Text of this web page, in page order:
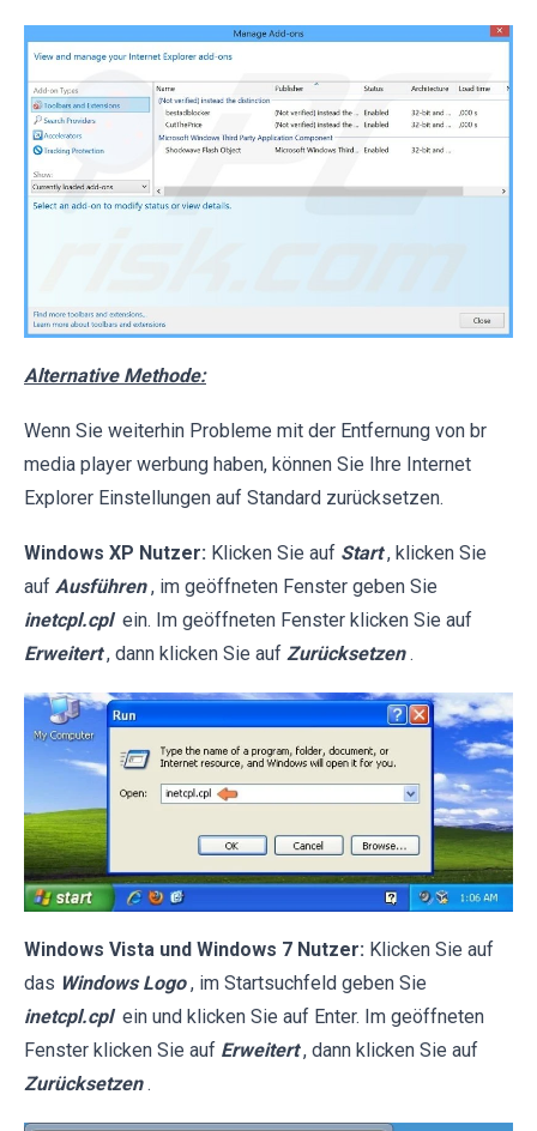
Alternative Methode:
Wenn Sie weiterhin Probleme mit der Entfernung von br
media player werbung haben, können Sie Ihre Internet
Explorer Einstellungen auf Standard zurücksetzen.
Windows XP Nutzer: Klicken Sie auf Start , klicken Sie
auf Ausführen , im geöffneten Fenster geben Sie
inetcpl.cpl ein. Im geöffneten Fenster klicken Sie auf
Erweitert , dann klicken Sie auf Zurücksetzen .
Windows Vista und Windows 7 Nutzer: Klicken Sie auf
das Windows Logo , im Startsuchfeld geben Sie
inetcpl.cpl ein und klicken Sie auf Enter. Im geöffneten
Fenster klicken Sie auf Erweitert , dann klicken Sie auf
Zurücksetzen .